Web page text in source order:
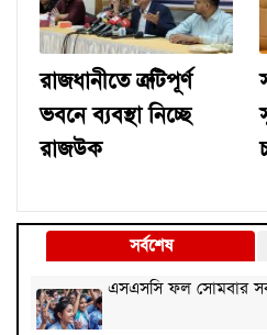
রাজধানীতে ত্রুটিপূর্ণ
ভবনে ব্যবস্থা নিচ্ছে
রাজউক
সর্বশেষ
এসএসসি ফল সোমবার